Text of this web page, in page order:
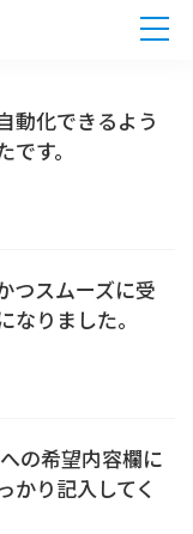
動化できるよう
す。
つスムーズに受
りました。
の希望内容欄に
かり記入してく